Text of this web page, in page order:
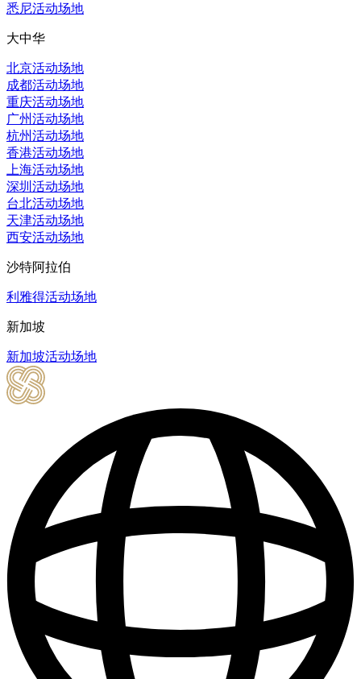
悉尼活动场地
大中华
北京活动场地
成都活动场地
重庆活动场地
广州活动场地
杭州活动场地
香港活动场地
上海活动场地
深圳活动场地
台北活动场地
天津活动场地
西安活动场地
沙特阿拉伯
利雅得活动场地
新加坡
新加坡活动场地